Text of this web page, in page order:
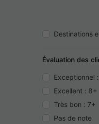
Destinations
Évaluation des
Exceptionnel
Excellent : 8+
Très bon : 7+
Pas de note